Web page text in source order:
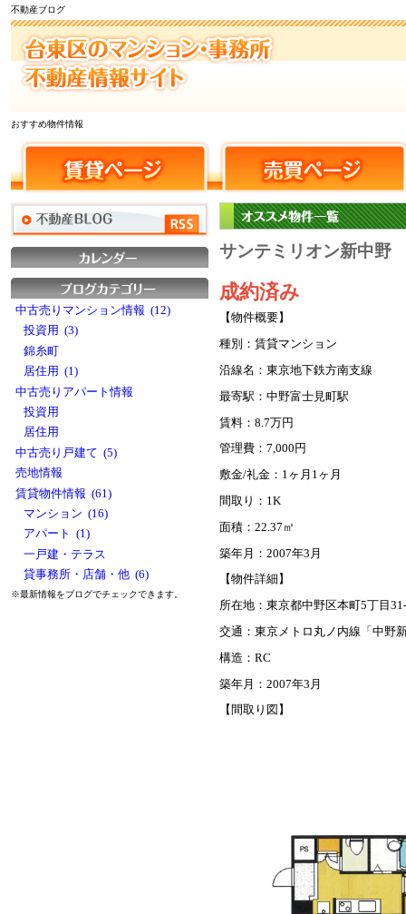
不動産ブログ
おすすめ物件情報
サンテミリオン新中野
成約済み
【物件概要】
種別：賃貸マンション
沿線名：東京地下鉄方南支線
最寄駅：中野富士見町駅
賃料：8.7万円
管理費：7,000円
敷金/礼金：1ヶ月1ヶ月
間取り：1K
面積：22.37㎡
築年月：2007年3月
【物件詳細】
所在地：東京都中野区本町5丁目
交通：東京メトロ丸ノ内線「中野
構造：RC
築年月：2007年3月
【間取り図】
中古売りマンション情報 (12)
投資用 (3)
錦糸町
居住用 (1)
中古売りアパート情報
投資用
居住用
中古売り戸建て (5)
売地情報
賃貸物件情報 (61)
マンション (16)
アパート (1)
一戸建・テラス
貸事務所・店舗・他 (6)
※最新情報をブログでチェックできます。